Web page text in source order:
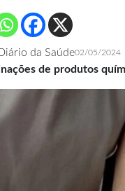
da Saúde02/05/2024
de produtos